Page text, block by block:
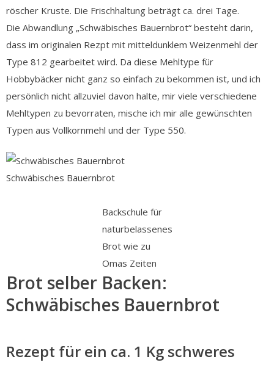
röscher Kruste. Die Frischhaltung beträgt ca. drei Tage.
Die Abwandlung „Schwäbisches Bauernbrot“ besteht darin,
dass im originalen Rezpt mit mitteldunklem Weizenmehl der
Type 812 gearbeitet wird. Da diese Mehltype für
Hobbybäcker nicht ganz so einfach zu bekommen ist, und ich
persönlich nicht allzuviel davon halte, mir viele verschiedene
Mehltypen zu bevorraten, mische ich mir alle gewünschten
Typen aus Vollkornmehl und der Type 550.
Schwäbisches Bauernbrot
Backschule für
naturbelassenes
Brot wie zu
Omas Zeiten
Brot selber Backen:
Schwäbisches Bauernbrot
Rezept für ein ca. 1 Kg schweres